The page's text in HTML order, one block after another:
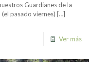
Guardianes de la
(el pasado viernes) […]
Ver más